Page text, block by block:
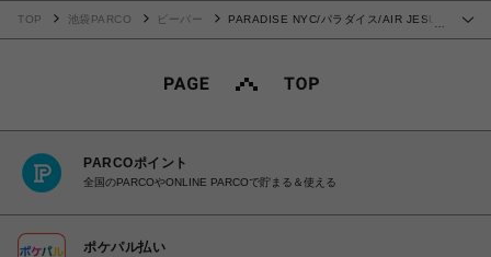
TOP 池袋PARCO ビーバー
PARADISE NYC/パラダイス/AIR JESUS
PARCOポイント
全国のPARCOやONLINE PARCOで貯まる＆使える
ポケパル払い